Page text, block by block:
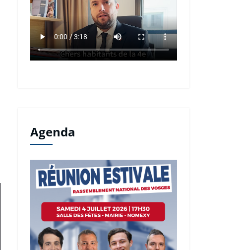
Agenda